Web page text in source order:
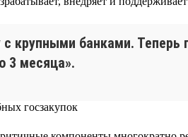
крупными банками. Теперь
3 месяца».